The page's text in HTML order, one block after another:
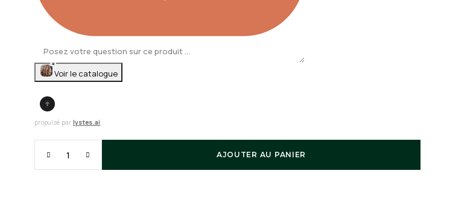
AI
Voir le catalogue
propulsé par lystes.ai
AJOUTER AU PANIER